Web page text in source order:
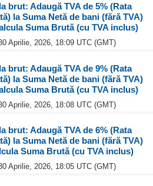
brut: Adaugă TVA de 5% (Rata
la Suma Netă de bani (fără TVA)
Suma Brută (cu TVA inclus)
Aprilie, 2026, 18:09 UTC (GMT)
brut: Adaugă TVA de 9% (Rata
la Suma Netă de bani (fără TVA)
Suma Brută (cu TVA inclus)
Aprilie, 2026, 18:08 UTC (GMT)
brut: Adaugă TVA de 6% (Rata
la Suma Netă de bani (fără TVA)
Suma Brută (cu TVA inclus)
Aprilie, 2026, 18:05 UTC (GMT)